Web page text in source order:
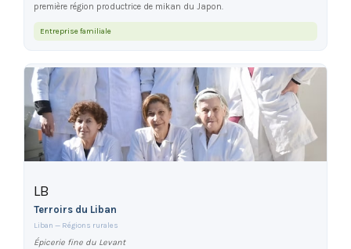
première région productrice de mikan du Japon.
Entreprise familiale
LB
Terroirs du Liban
Liban — Régions rurales
Épicerie fine du Levant